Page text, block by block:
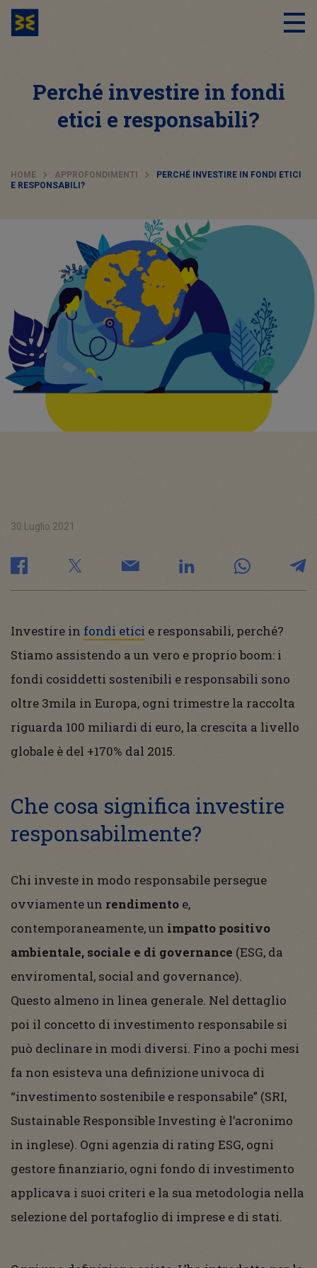
Perché investire in fondi
etici e responsabili?
HOME APPROFONDIMENTI
PERCHÉ INVESTIRE IN FONDI ETICI
E RESPONSABILI?
30 Luglio 2021
Investire in fondi etici e responsabili, perché?
Stiamo assistendo a un vero e proprio boom: i
fondi cosiddetti sostenibili e responsabili sono
oltre 3mila in Europa, ogni trimestre la raccolta
riguarda 100 miliardi di euro, la crescita a livello
globale è del +170% dal 2015.
Che cosa significa investire
responsabilmente?
Chi investe in modo responsabile persegue
ovviamente un rendimento e,
contemporaneamente, un impatto positivo
ambientale, sociale e di governance (ESG, da
enviromental, social and governance).
Questo almeno in linea generale. Nel dettaglio
poi il concetto di investimento responsabile si
può declinare in modi diversi. Fino a pochi mesi
fa non esisteva una definizione univoca di
“investimento sostenibile e responsabile” (SRI,
Sustainable Responsible Investing è l’acronimo
in inglese). Ogni agenzia di rating ESG, ogni
gestore finanziario, ogni fondo di investimento
applicava i suoi criteri e la sua metodologia nella
selezione del portafoglio di imprese e di stati.